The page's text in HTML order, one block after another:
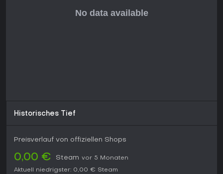
Historisches Tief
Preisverlauf von offiziellen Shops
0,00 € Steam vor 5 Monaten
Aktuell niedrigster: 0,00 € Steam